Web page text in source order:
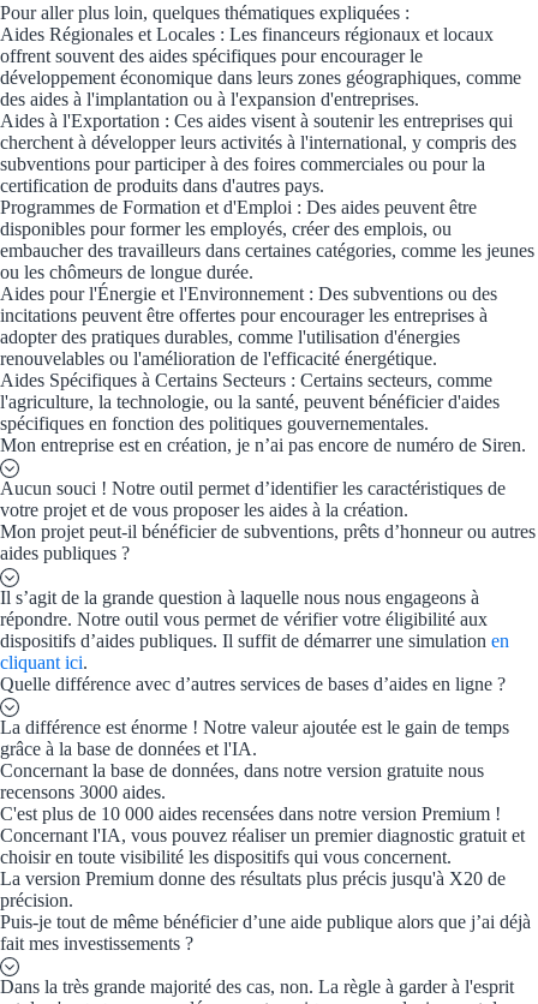
Prêts publics
Prêt
Prêt
Appel à projet
Avance
Garantie
Par financeur
Aides par
Aides
Solutions MAPi
Simulateur d'éligibilité
Trouvez des idées de
Ouvrage
Pour aller plus loin, quelques thématiques expliquées :
Aides Régionales et Locales : Les financeurs régionaux et locaux
offrent souvent des aides spécifiques pour encourager le
développement économique dans leurs zones géographiques, comme
des aides à l'implantation ou à l'expansion d'entreprises.
Aides à l'Exportation : Ces aides visent à soutenir les entreprises qui
cherchent à développer leurs activités à l'international, y compris des
subventions pour participer à des foires commerciales ou pour la
certification de produits dans d'autres pays.
Programmes de Formation et d'Emploi : Des aides peuvent être
disponibles pour former les employés, créer des emplois, ou
embaucher des travailleurs dans certaines catégories, comme les jeunes
ou les chômeurs de longue durée.
Aides pour l'Énergie et l'Environnement : Des subventions ou des
incitations peuvent être offertes pour encourager les entreprises à
adopter des pratiques durables, comme l'utilisation d'énergies
renouvelables ou l'amélioration de l'efficacité énergétique.
Aides Spécifiques à Certains Secteurs : Certains secteurs, comme
l'agriculture, la technologie, ou la santé, peuvent bénéficier d'aides
spécifiques en fonction des politiques gouvernementales.
Mon entreprise est en création, je n’ai pas encore de numéro de Siren.
Aucun souci ! Notre outil permet d’identifier les caractéristiques de
votre projet et de vous proposer les aides à la création.
Mon projet peut-il bénéficier de subventions, prêts d’honneur ou autres
aides publiques ?
Il s’agit de la grande question à laquelle nous nous engageons à
répondre. Notre outil vous permet de vérifier votre éligibilité aux
dispositifs d’aides publiques. Il suffit de démarrer une simulation en
cliquant ici.
Quelle différence avec d’autres services de bases d’aides en ligne ?
La différence est énorme ! Notre valeur ajoutée est le gain de temps
grâce à la base de données et l'IA.
Concernant la base de données, dans notre version gratuite nous
recensons 3000 aides.
C'est plus de 10 000 aides recensées dans notre version Premium !
Concernant l'IA, vous pouvez réaliser un premier diagnostic gratuit et
choisir en toute visibilité les dispositifs qui vous concernent.
La version Premium donne des résultats plus précis jusqu'à X20 de
précision.
Puis-je tout de même bénéficier d’une aide publique alors que j’ai déjà
fait mes investissements ?
Dans la très grande majorité des cas, non. La règle à garder à l'esprit